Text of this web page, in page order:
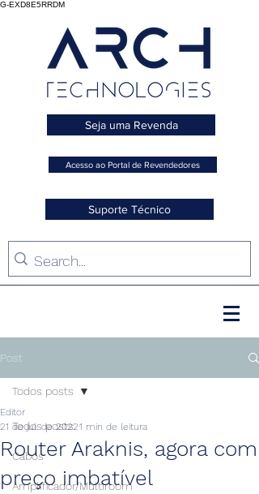
G-EXD8E5RRDM
Seja uma Revenda
Acesso ao Portal de Revendedores
Suporte Técnico
Post
Todos posts
Cabos
Amplificador/Multiroom
Todos posts
Router Araknis, agora com
preço imbatível
Editor
21 de jul. de 20221 min de leitura